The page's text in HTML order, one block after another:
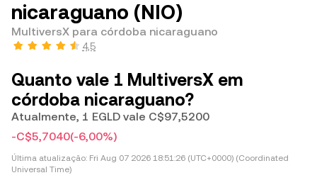
nicaraguano (NIO)
MultiversX para córdoba nicaraguano
4,5
Quanto vale 1 MultiversX em
córdoba nicaraguano?
Atualmente, 1 EGLD vale C$97,5200
-C$5,7040(-6,00%)
Última atualização: Fri Aug 07 2026 18:51:26 (UTC+0000) (Coordinated
Universal Time)